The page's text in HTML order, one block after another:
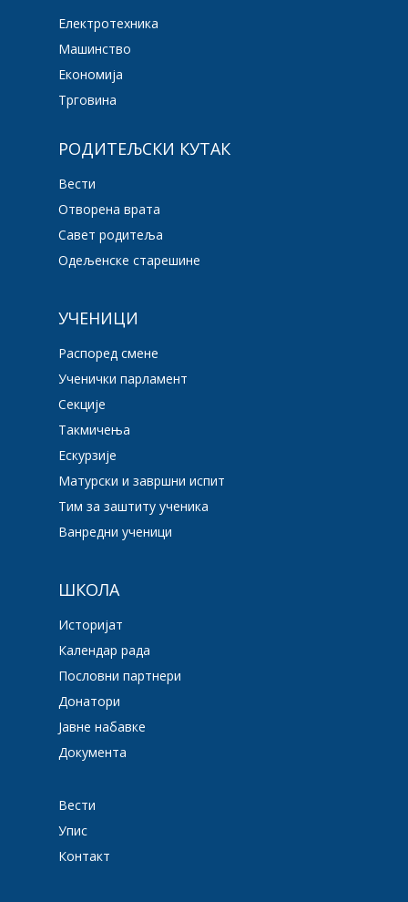
Електротехника
Машинство
Економија
Трговина
РОДИТЕЉСКИ КУТАК
Вести
Отворена врата
Савет родитеља
Одељенске старешине
УЧЕНИЦИ
Распоред смене
Ученички парламент
Секције
Такмичења
Ескурзије
Матурски и завршни испит
Тим за заштиту ученика
Ванредни ученици
ШКОЛА
Историјат
Календар рада
Пословни партнери
Донатори
Јавне набавке
Документа
Вести
Упис
Контакт